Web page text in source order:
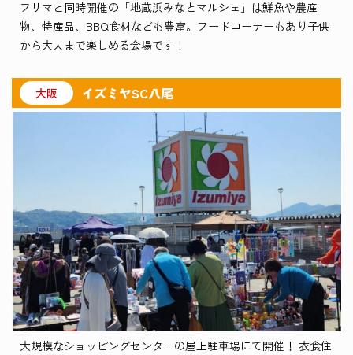
フリマと同時開催の「地蔵浜みなとマルシェ」は鮮魚や農産
物、特産品、BBQ食材なども豊富。フードコーナーもあり子供
から大人まで楽しめる会場です！
大阪 イズミヤSC八尾
大規模なショッピングセンターの屋上駐車場にて開催！ 衣食住